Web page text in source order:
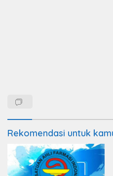
Rekomendasi untuk